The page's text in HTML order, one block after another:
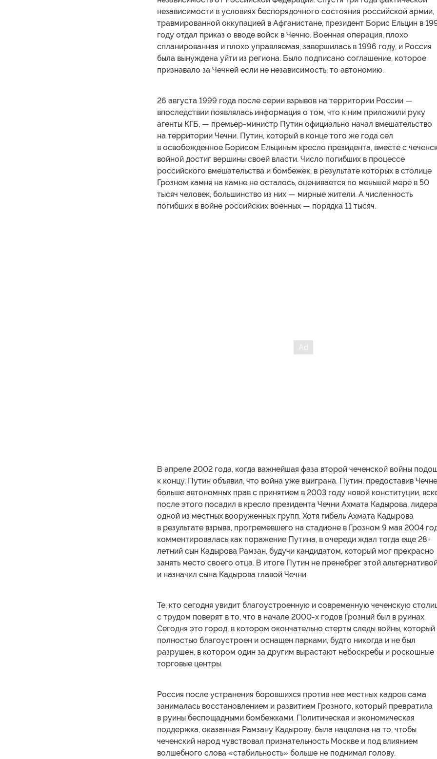
независимости в условиях беспорядочного состояния российской армии,
травмированной оккупацией в Афганистане, президент Борис Ельцин в
году отдал приказ о вводе войск в Чечню. Военная операция, плохо
спланированная и плохо управляемая, завершилась в 1996 году, и Россия
была вынуждена уйти из региона. Было подписано соглашение, которое
признавало за Чечней если не независимость, то автономию.
26 августа 1999 года после серии взрывов на территории России —
впоследствии появлялась информация о том, что к ним приложили руку
агенты КГБ, — премьер-министр Путин официально начал вмешательство
на территории Чечни. Путин, который в конце того же года сел
в освобожденное Борисом Ельциным кресло президента, вместе с
войной достиг вершины своей власти. Число погибших в процессе
российского вмешательства и бомбежек, в результате которых в столице
Грозном камня на камне не осталось, оценивается по меньшей мере в 50
тысяч человек, большинство из них — мирные жители. А численность
погибших в войне российских военных — порядка 11 тысяч.
В апреле 2002 года, когда важнейшая фаза второй чеченской войны
к концу, Путин объявил, что война уже выиграна. Путин, предоставив Чечне
больше автономных прав с принятием в 2003 году новой конституции,
после этого посадил в кресло президента Чечни Ахмата Кадырова, лидера
одной из местных вооруженных групп. Хотя гибель Ахмата Кадырова
в результате взрыва, прогремевшего на стадионе в Грозном 9 мая 2004
комментировалась как поражение Путина, в очереди ждал тогда еще 28-
летний сын Кадырова Рамзан, будучи кандидатом, который мог прекрасно
занять место своего отца. В итоге Путин не пренебрег этой
и назначил сына Кадырова главой Чечни.
Те, кто сегодня увидит благоустроенную и современную чеченскую
с трудом поверят в то, что в начале 2000-х годов Грозный был в руинах.
Сегодня это город, в котором окончательно стерты следы войны, который
полностью благоустроен и оснащен парками, будто никогда и не был
разрушен, в котором один за другим вырастают небоскребы и роскошные
торговые центры.
Россия после устранения боровшихся против нее местных кадров сама
занималась восстановлением и развитием Грозного, который превратила
в руины беспощадными бомбежками. Политическая и экономическая
поддержка, оказанная Рамзану Кадырову, была нацелена на то, чтобы
чеченский народ чувствовал признательность Москве и под влиянием
волшебного слова «стабильность» больше не поднимал голову.